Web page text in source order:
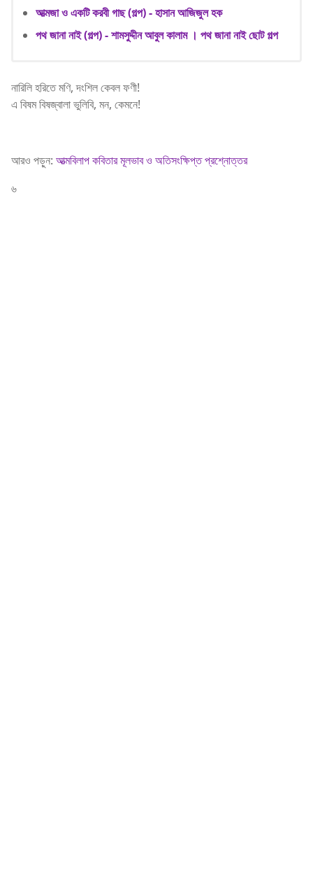
আত্মজা ও একটি করবী গাছ (গল্প) - হাসান আজিজুল হক
পথ জানা নাই (গল্প) - শামসুদ্দীন আবুল কালাম । পথ জানা নাই ছোট গল্প
নারিলি হরিতে মণি, দংশিল কেবল ফণী!
এ বিষম বিষজ্বালা ভুলিবি, মন, কেমনে!
আরও পড়ুন: আত্মবিলাপ কবিতার মূলভাব ও অতিসংক্ষিপ্ত প্রশ্নোত্তর
৬